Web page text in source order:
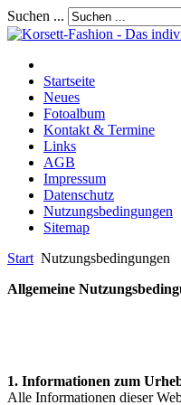
Suchen ...
Startseite
Neues
Fotoalbum
Kontakt & Termine
Links
AGB
Impressum
Datenschutz
Nutzungsbedingungen
Sitemap
Start Nutzungsbedingungen
Allgemeine
1. Informationen zum
Alle Informationen dieser